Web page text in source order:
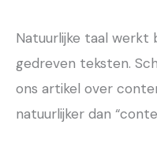
Natuurlijke taal
gedreven teksten.
ons artikel over
natuurlijker dan